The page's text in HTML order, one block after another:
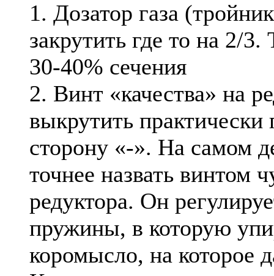
1. Дозатор газа
закрутить где то на 2/3.
30-40% сечения
2. Винт «качества» на
выкрутить
сторону «-». На самом
точнее назвать винтом
редуктора. Он
пружины, в которую
коромысло, на которое